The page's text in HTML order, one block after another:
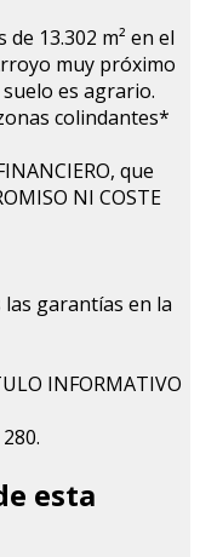
13.302 m² en el
muy próximo
es agrario.
colindantes*
que
NI COSTE
garantías en la
INFORMATIVO
esta